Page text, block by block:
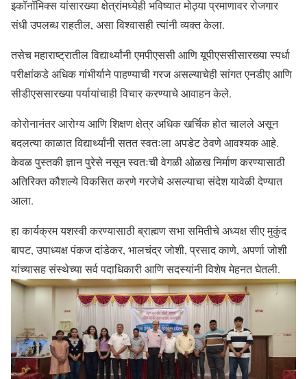
इकॉनॉमिक्स यांसारख्या क्षेत्रांमध्येही भविष्यात मोठ्या प्रमाणावर रोजगार
संधी उपलब्ध राहतील, असा विश्वासही त्यांनी व्यक्त केला.
तसेच महाराष्ट्रातील विद्यार्थ्यांनी एमपीएससी आणि यूपीएससीसारख्या स्पर्धा
परीक्षांकडे अधिक गांभीर्याने पाहण्याची गरज असल्याचेही सांगत एनडीए आणि
सीडीएससारख्या पर्यायांचाही विचार करण्याचे आवाहन केले.
कोरोनानंतर आरोग्य आणि शिक्षण क्षेत्र अधिक खर्चिक होत चालले असून
बदलत्या काळात विद्यार्थ्यांनी सतत स्वतःला अपडेट ठेवणे आवश्यक आहे.
केवळ पुस्तकी ज्ञान पुरेसे नसून स्वतःची वेगळी ओळख निर्माण करण्यासाठी
अतिरिक्त कौशल्ये विकसित करणे गरजेचे असल्याचा संदेश यावेळी देण्यात
आला.
हा कार्यक्रम यशस्वी करण्यासाठी ब्राह्मण सभा समितीचे अध्यक्ष सीए मुकुंद
बापट, उपाध्यक्ष पंकज दांडेकर, भालचंद्र जोशी, प्रसाद काणे, अपर्णा जोशी
यांच्यासह संस्थेच्या सर्व पदाधिकारी आणि सदस्यांनी विशेष मेहनत घेतली.